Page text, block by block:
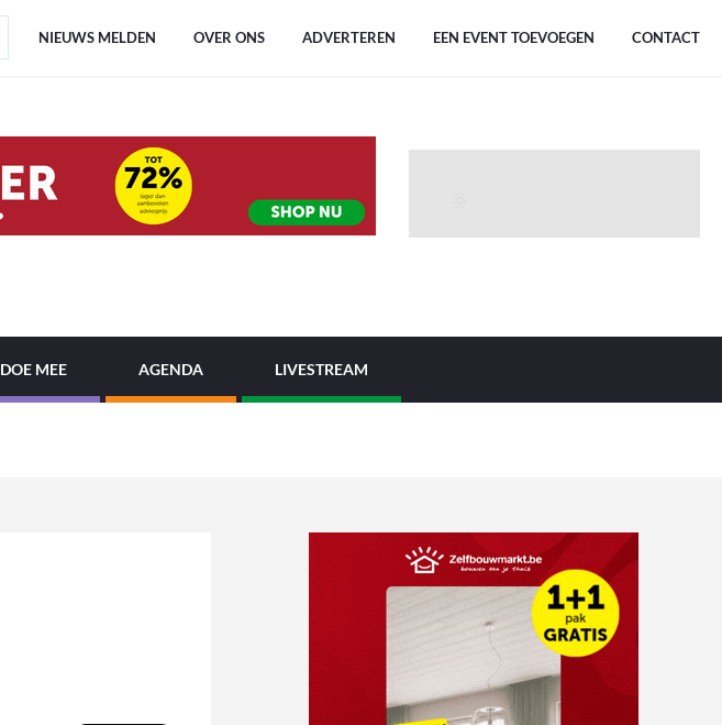
NIEUWS MELDEN OVER ONS ADVERTEREN EEN EVENT TOEVOEGEN CONTACT
DOE MEE AGENDA LIVESTREAM